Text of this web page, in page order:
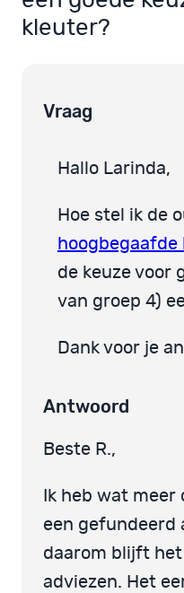
kleuter?
Vraag
Hallo Larinda,
Hoe stel ik de
hoogbegaafde
de keuze voor
van groep 4)
Dank voor je
Antwoord
Beste R.,
Ik heb wat
een gefundeerd
daarom blijft
adviezen. Het